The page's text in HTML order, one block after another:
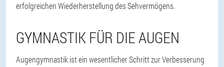
erfolgreichen Wiederherstellung des Sehvermögens.
GYMNASTIK FÜR DIE AUGEN
Augengymnastik ist ein wesentlicher Schritt zur Verbesserung